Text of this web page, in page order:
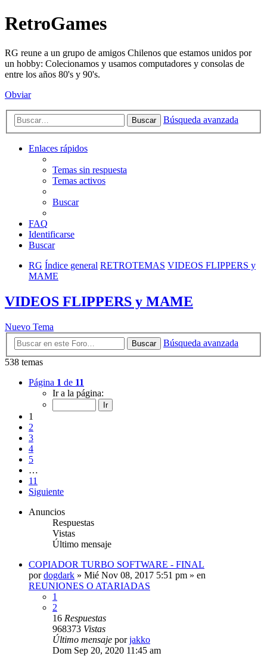
RetroGames
RG reune a un grupo de amigos Chilenos que estamos unidos por
un hobby: Colecionamos y usamos computadores y consolas de
entre los años 80's y 90's.
Obviar
Buscar Búsqueda avanzada
Enlaces rápidos
Temas sin respuesta
Temas activos
Buscar
FAQ
Identificarse
Buscar
RG Índice general RETROTEMAS VIDEOS FLIPPERS y
MAME
VIDEOS FLIPPERS y MAME
Nuevo Tema
Buscar
Búsqueda avanzada
538 temas
Página 1 de 11
Ir a la página:
1
2
3
4
5
…
11
Siguiente
Anuncios
Respuestas
Vistas
Último mensaje
COPIADOR TURBO SOFTWARE - FINAL
pordogdark » Mié Nov 08, 2017 5:51 pm » en
REUNIONES O ATARIADAS
1
2
16 Respuestas
968373 Vistas
Último mensaje porjakko
Dom Sep 20, 2020 11:45 am